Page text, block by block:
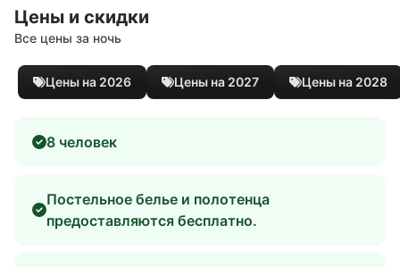
Цены и скидки
Все цены за ночь
Цены на 2026 Цены на 2027 Цены на 2028
8 человек
Постельное белье и полотенца
предоставляются бесплатно.